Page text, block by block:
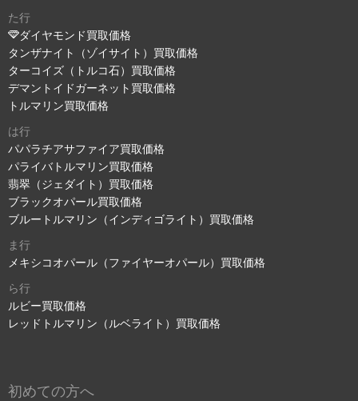
た行
ダイヤモンド買取価格
タンザナイト（ゾイサイト）買取価格
ターコイズ（トルコ石）買取価格
デマントイドガーネット買取価格
トルマリン買取価格
は行
パパラチアサファイア買取価格
パライバトルマリン買取価格
翡翠（ジェダイト）買取価格
ブラックオパール買取価格
ブルートルマリン（インディゴライト）買取価格
ま行
メキシコオパール（ファイヤーオパール）買取価格
ら行
ルビー買取価格
レッドトルマリン（ルベライト）買取価格
初めての方へ